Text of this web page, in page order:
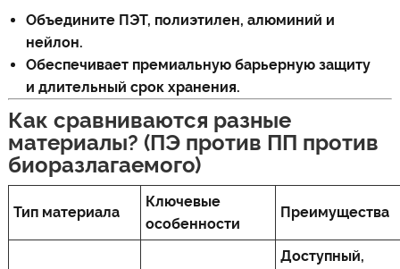
Объедините ПЭТ, полиэтилен, алюминий и
нейлон.
Обеспечивает премиальную барьерную защиту
и длительный срок хранения.
Как сравниваются разные
материалы? (ПЭ против ПП против
биоразлагаемого)
Тип материала
Ключевые
особенности
Преимущества
Доступный,